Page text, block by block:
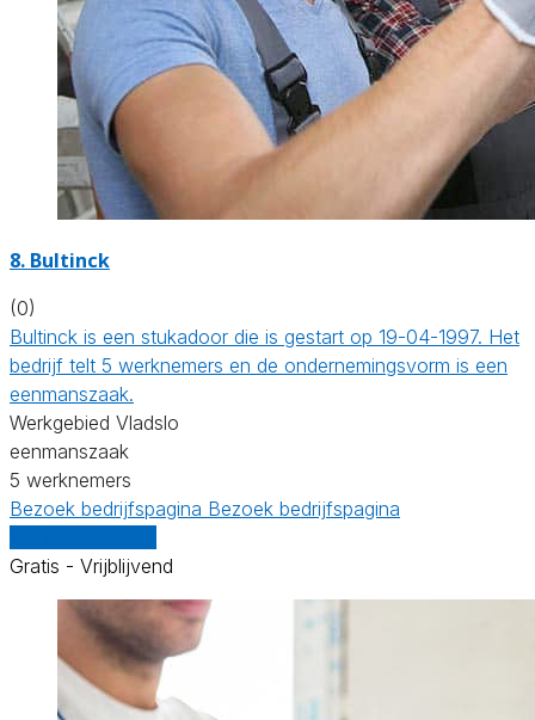
8. Bultinck
(0)
Bultinck is een stukadoor die is gestart op 19-04-1997. Het
bedrijf telt 5 werknemers en de ondernemingsvorm is een
eenmanszaak.
Werkgebied Vladslo
eenmanszaak
5 werknemers
Bezoek bedrijfspagina Bezoek bedrijfspagina
Gratis - Vrijblijvend